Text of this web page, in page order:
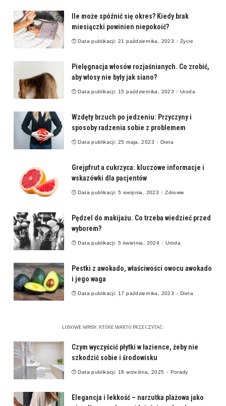
Ile może spóźnić się okres? Kiedy brak
miesiączki powinien niepokoić?
Data publikacji: 21 października, 2023 Życie
Pielęgnacja włosów rozjaśnianych. Co zrobić,
aby włosy nie były jak siano?
Data publikacji: 15 października, 2023 Uroda
Wzdęty brzuch po jedzeniu: Przyczyny i
sposoby radzenia sobie z problemem
Data publikacji: 25 maja, 2023 Dieta
Grejpfrut a cukrzyca: kluczowe informacje i
wskazówki dla pacjentów
Data publikacji: 5 sierpnia, 2023 Zdrowie
Pędzel do makijażu. Co trzeba wiedzieć przed
wyborem?
Data publikacji: 5 kwietnia, 2024 Uroda
Pestki z awokado, właściwości owocu awokado
i jego waga
Data publikacji: 17 października, 2023 Dieta
LOSOWE WPISY, KTÓRE WARTO PRZECZYTAĆ:
Czym wyczyścić płytki w łazience, żeby nie
szkodzić sobie i środowisku
Data publikacji: 18 września, 2025 Porady
Elegancja i lekkość – narzutka plażowa jako